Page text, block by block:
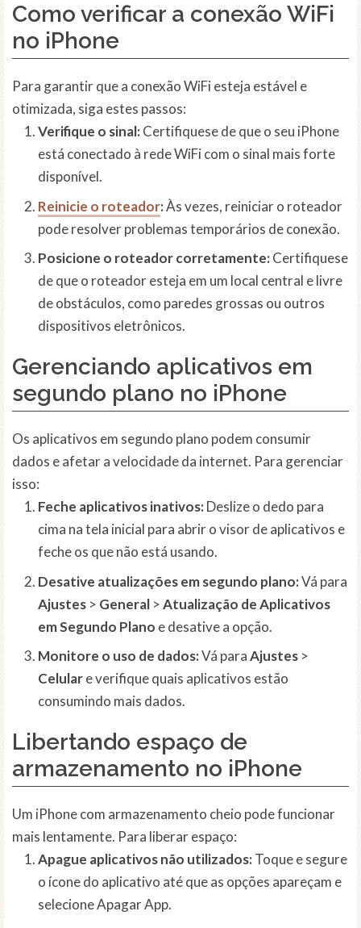
Como verificar a conexão WiFi
no iPhone
Para garantir que a conexão WiFi esteja estável e
otimizada, siga estes passos:
Verifique o sinal:Certifiquese de que o seu iPhone
está conectado à rede WiFi com o sinal mais forte
disponível.
Reinicie o roteador:Às vezes, reiniciar o roteador
pode resolver problemas temporários de conexão.
Posicione o roteador corretamente:Certifiquese
de que o roteador esteja em um local central e livre
de obstáculos, como paredes grossas ou outros
dispositivos eletrônicos.
Gerenciando aplicativos em
segundo plano no iPhone
Os aplicativos em segundo plano podem consumir
dados e afetar a velocidade da internet. Para gerenciar
isso:
Feche aplicativos inativos:Deslize o dedo para
cima na tela inicial para abrir o visor de aplicativos e
feche os que não está usando.
Desative atualizações em segundo plano:Vá para
Ajustes > General >Atualização de Aplicativos
em Segundo Plano e desative a opção.
Monitore o uso de dados:Vá paraAjustes >
Celulare verifique quais aplicativos estão
consumindo mais dados.
Libertando espaço de
armazenamento no iPhone
Um iPhone com armazenamento cheio pode funcionar
mais lentamente. Para liberar espaço:
Apague aplicativos não utilizados:Toque e segure
o ícone do aplicativo até que as opções apareçam e
selecione Apagar App.